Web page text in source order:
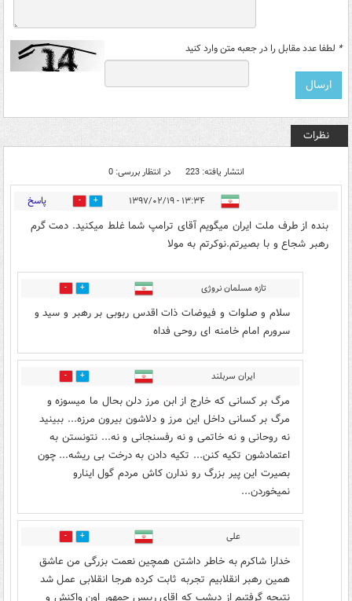
* لطفا عدد مقابل را در جعبه متن وارد کنید
نظرات
انتشار یافته: 223 در انتظار بررسی: 0
۱۳:۳۴ - ۱۳۹۷/۰۲/۱۹ 1830 پاسخ
بنده از طرف ملت ایران میگویم آقای ترامپ شما غلط میکنید. دمت گرم
رهبر شجاع و با بصیرتم.نوکرتم به مولا
تازه مسلمان نروژی 949
سلام و صلوات و فیوضات ذات اقدس ربوبی بر رهبر و سید و
سرورم امام خامنه ای روحی فداه
ایران سربلند 638
مرگ بر کسانی که خارج از ابن مرز دلن بحال ما میسوزه و
مرگ بر کسانی داخل این مرز و دلاشون بیرون مرزه... ببینید
نه روحانی و نه خاتمی و نه رفسنجانی و نه... نتونستن به
اعتمادشون تکیه کنن... تکیه دادن به درخت بی ریشه... چون
بصیرت این پیر بزرگ رو ندارن کاش مردم گول اینارو
نمیخوردن...
علی 590
خدارا شاکرم به خاطر داشتن همچین نعمت بزرگی من عاشق
همین رهبر انقلابیم تجربه ثابت کرده هرجا انقلابی عمل شد
نتیجه گرفتیم از دیشب که اقای رییس جمهور اون واکنش و